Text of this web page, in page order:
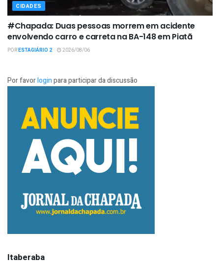
CIDADES
#Chapada: Duas pessoas morrem em acidente
envolvendo carro e carreta na BA-148 em Piatã
PORESTAGIÁRIO 2 2026/08/06
Por favorloginpara participar da discussão
Itaberaba